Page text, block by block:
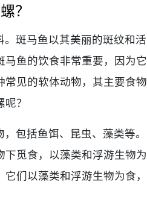
？
斑马鱼以其美丽的斑纹和活
鱼的饮食非常重要，因为它
见的软体动物，其主要食物
？
包括鱼饵、昆虫、藻类等。
觅食，以藻类和浮游生物为
们以藻类和浮游生物为食，